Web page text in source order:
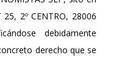
25, 2º CENTRO, 28006
debidamente
derecho que se